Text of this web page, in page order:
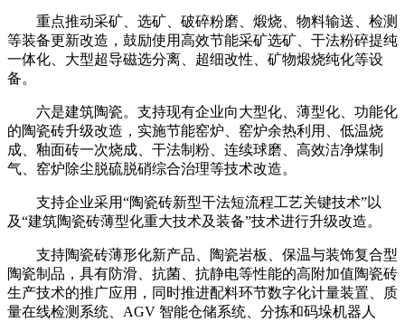
重点推动采矿、选矿、破碎粉磨、煅烧、物料输送、检测
等装备更新改造，鼓励使用高效节能采矿选矿、干法粉碎提纯
一体化、大型超导磁选分离、超细改性、矿物煅烧纯化等设
备。
六是建筑陶瓷。支持现有企业向大型化、薄型化、功能化
的陶瓷砖升级改造，实施节能窑炉、窑炉余热利用、低温烧
成、釉面砖一次烧成、干法制粉、连续球磨、高效洁净煤制
气、窑炉除尘脱硫脱硝综合治理等技术改造。
支持企业采用“陶瓷砖新型干法短流程工艺关键技术”以
及“建筑陶瓷砖薄型化重大技术及装备”技术进行升级改造。
支持陶瓷砖薄形化新产品、陶瓷岩板、保温与装饰复合型
陶瓷制品，具有防滑、抗菌、抗静电等性能的高附加值陶瓷砖
生产技术的推广应用，同时推进配料环节数字化计量装置、质
量在线检测系统、AGV 智能仓储系统、分拣和码垛机器人